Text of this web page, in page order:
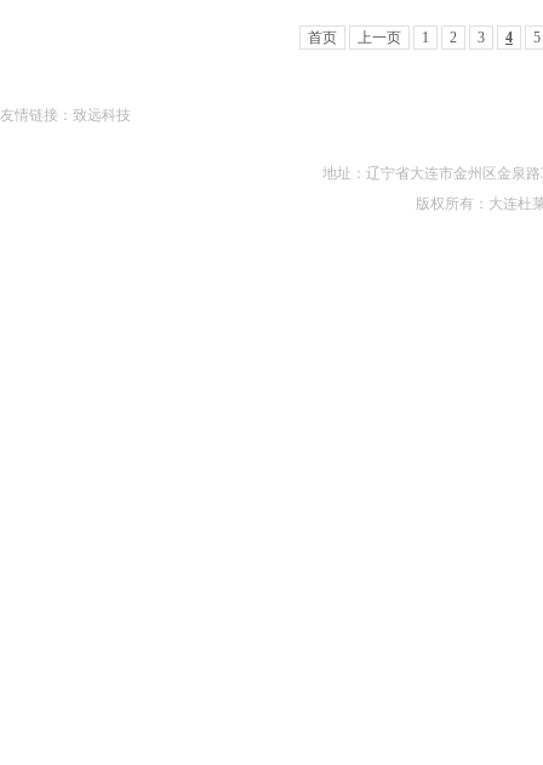
首页 上一页 1 2 3 4 5
友情链接： 致远科技
地址：辽宁省大连市金州区金泉路
版权所有：大连杜